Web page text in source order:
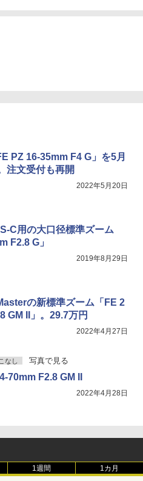
PZ 16-35mm F4 G」を5月
注文受付も再開
2022年5月20日
C用の大口径標準ズーム
F2.8 G」
2019年8月29日
の新標準ズーム「FE 2
GM II」。29.7万円
2022年4月27日
なし 写真で見る
70mm F2.8 GM II
2022年4月28日
1週間 1カ月